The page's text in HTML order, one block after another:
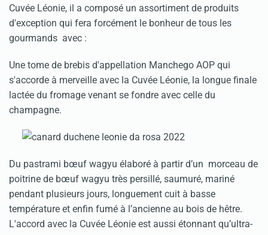
Cuvée Léonie, il a composé un assortiment de produits
d'exception qui fera forcément le bonheur de tous les
gourmands avec :
Une tome de brebis d'appellation Manchego AOP qui
s'accorde à merveille avec la Cuvée Léonie, la longue finale
lactée du fromage venant se fondre avec celle du
champagne.
Du pastrami bœuf wagyu élaboré à partir d’un morceau de
poitrine de bœuf wagyu très persillé, saumuré, mariné
pendant plusieurs jours, longuement cuit à basse
température et enfin fumé à l’ancienne au bois de hêtre.
L'accord avec la Cuvée Léonie est aussi étonnant qu’ultra-